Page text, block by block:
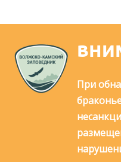
При